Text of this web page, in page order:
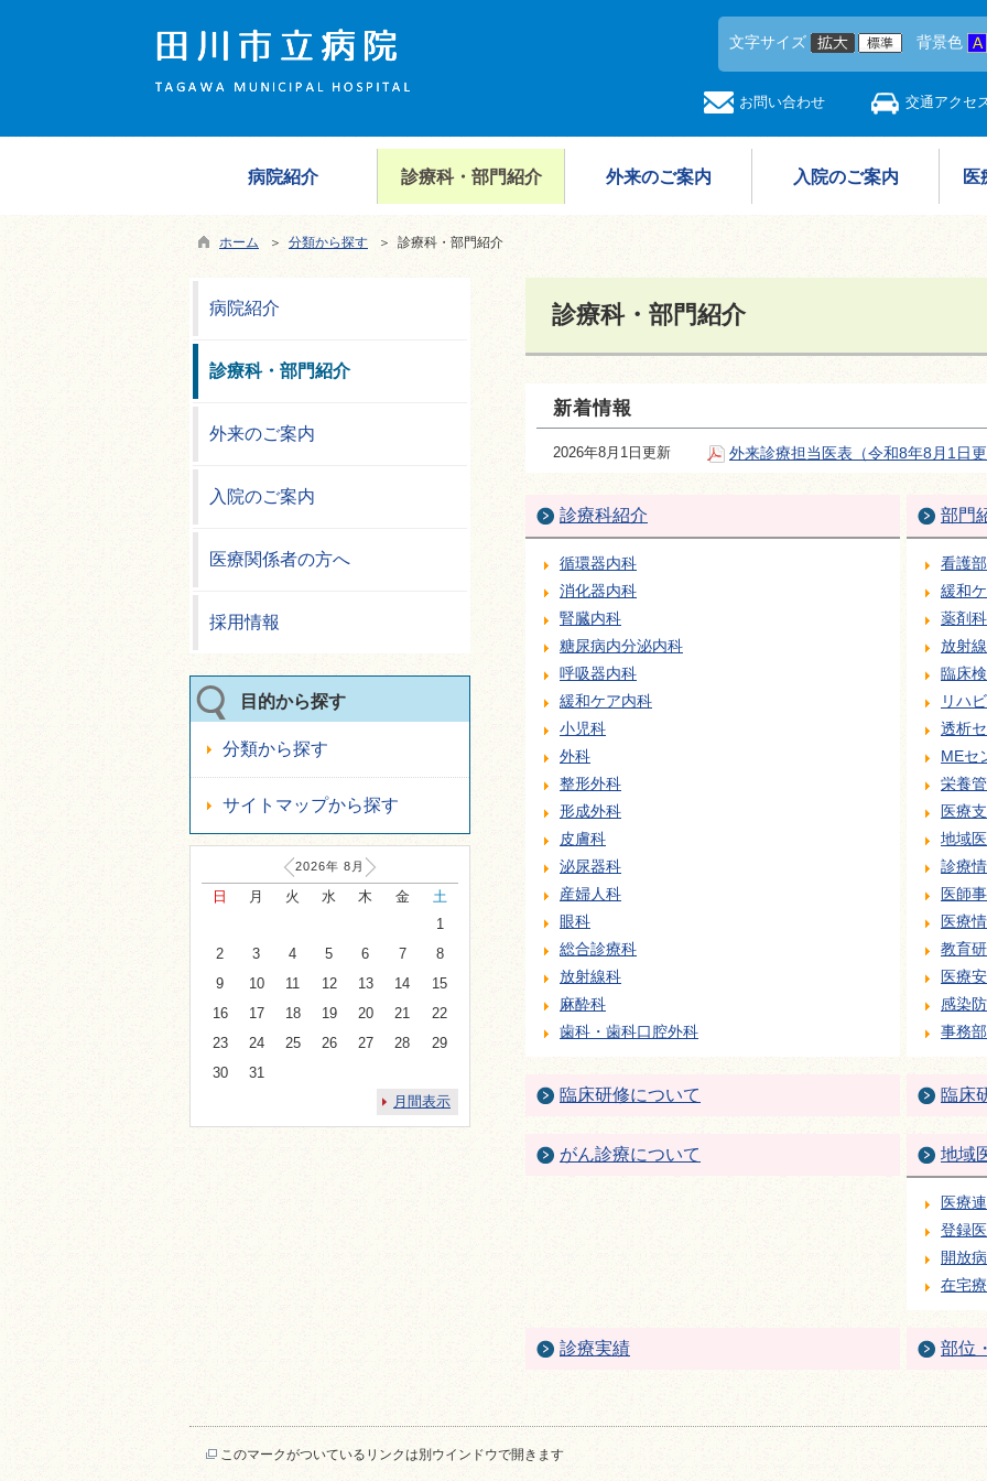
文字サイズ 背景色
お問い合わせ 交通アクセ
病院紹介 診療科・部門紹介 外来のご案内 入院のご案内 医
ホーム ＞ 分類から探す ＞ 診療科・部門紹介
診療科・部門紹介
新着情報
2026年8月1日更新 外来診療担当医表（令和8年8月1日
診療科紹介
循環器内科
消化器内科
腎臓内科
糖尿病内分泌内科
呼吸器内科
緩和ケア内科
小児科
外科
整形外科
形成外科
皮膚科
泌尿器科
産婦人科
眼科
総合診療科
放射線科
麻酔科
歯科・歯科口腔外科
部門
看護
緩和
薬剤科
放射
臨床
リハ
透析
MEセ
栄養
医療
地域
診療
医師
医療
教育
医療
感染
事務
臨床研修について 臨床
がん診療について 地域
医療
登録
開放
在宅
診療実績 部位
病院紹介
診療科・部門紹介
外来のご案内
入院のご案内
医療関係者の方へ
採用情報
目的から探す
分類から探す
サイトマップから探す
2026年 8 月
日 月 火 水 木 金
土
1
2
3 4 5 6 7
8
9
10 11 12 13 14
15
16
17 18 19 20 21
22
23
24 25 26 27 28
29
30
31
月間表示
このマークがついているリンクは別ウインドウで開きます